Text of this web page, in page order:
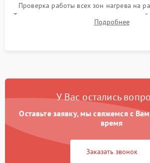
Проверка работы всех зон нагрева на
Тестирование сенсорного управления,
остаточного тепла и систем защиты
Подробнее
У Вас остались
Оставьте заявку, мы свяжемся с
время
Заказать звонок